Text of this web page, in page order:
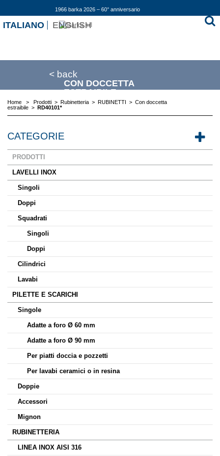
1966 barka 2026 – 60° anniversario
ITALIANO ENGLISH
< back
CON DOCCETTA
ESTRAIBILE
Home > Prodotti > Rubinetteria > RUBINETTI > Con doccetta
estraibile > RD40101*
CATEGORIE
PRODOTTI
LAVELLI INOX
Singoli
Doppi
Squadrati
Singoli
Doppi
Cilindrici
Lavabi
PILETTE E SCARICHI
Singole
Adatte a foro Ø 60 mm
Adatte a foro Ø 90 mm
Per piatti doccia e pozzetti
Per lavabi ceramici o in resina
Doppie
Accessori
Mignon
RUBINETTERIA
LINEA INOX AISI 316